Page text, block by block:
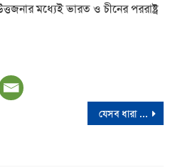
মধ্যেই ভারত ও চীনের পররাষ্ট্র
যেসব ধারা ব্যবহার করতে পারবে সেনাবাহিনী